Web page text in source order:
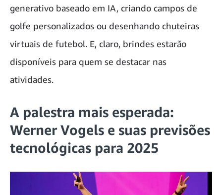
generativo baseado em IA, criando campos de
golfe personalizados ou desenhando chuteiras
virtuais de futebol. E, claro, brindes estarão
disponíveis para quem se destacar nas
atividades.
A palestra mais esperada:
Werner Vogels e suas previsões
tecnológicas para 2025